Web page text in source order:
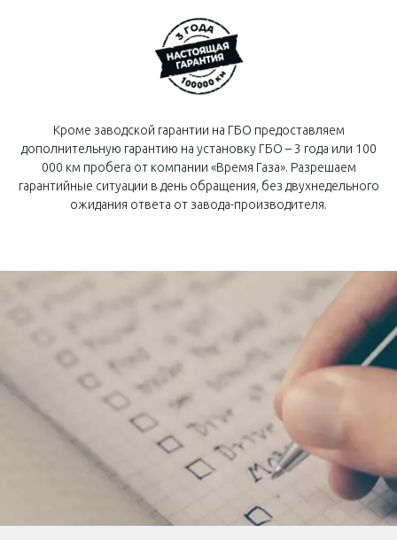
Кроме заводской гарантии на ГБО предоставляем
дополнительную гарантию на установку ГБО – 3 года или 100
000 км пробега от компании «Время Газа». Разрешаем
гарантийные ситуации в день обращения, без двухнедельного
ожидания ответа от завода-производителя.